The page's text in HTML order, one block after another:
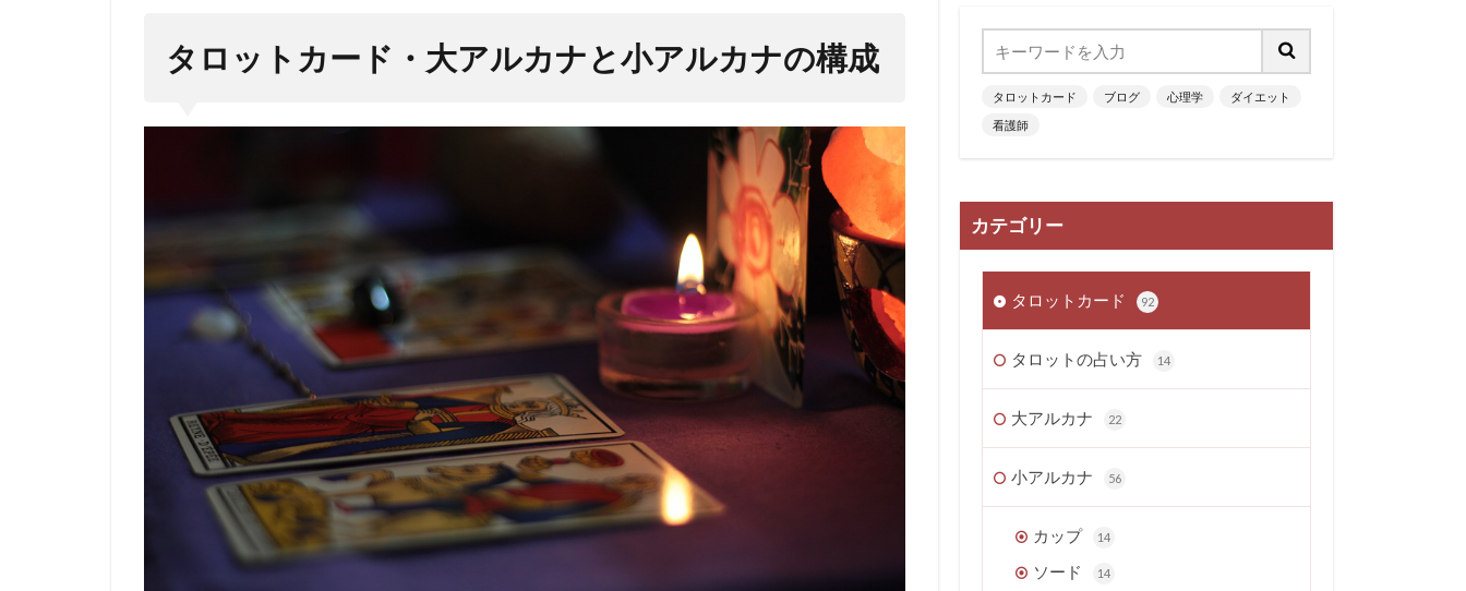
1.2
人物
され
大
と
小
タロットカード・大アルカナと小アルカナの構成
タロットカード ブログ 心理学
ダイエット
看護師
カテゴリー
タロットカード 92
タロットの占い方 14
大アルカナ 22
小アルカナ 56
カップ 14
ソード 14